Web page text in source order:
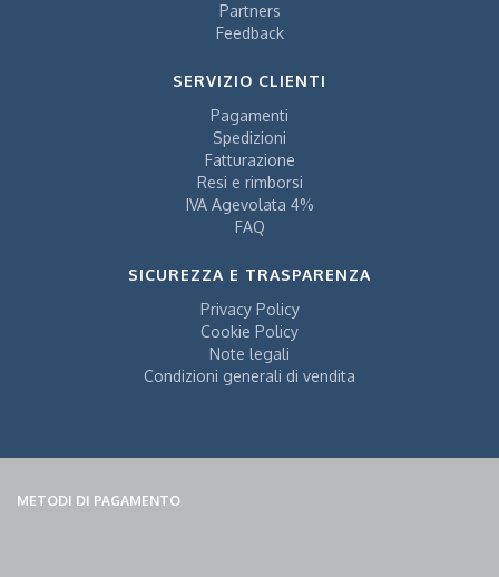
Partners
Feedback
SERVIZIO CLIENTI
Pagamenti
Spedizioni
Fatturazione
Resi e rimborsi
IVA Agevolata 4%
FAQ
SICUREZZA E TRASPARENZA
Privacy Policy
Cookie Policy
Note legali
Condizioni generali di vendita
METODI DI PAGAMENTO